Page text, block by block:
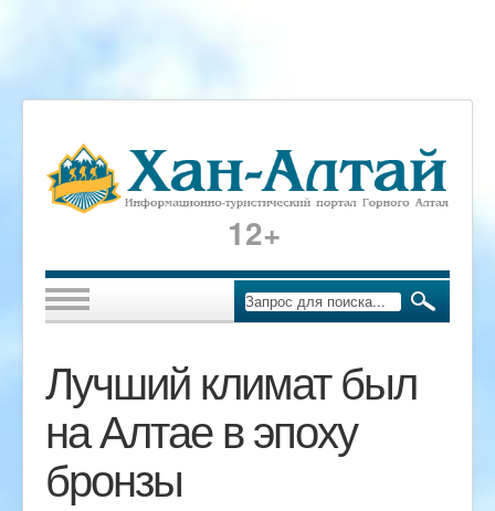
12+
Лучший климат был
на Алтае в эпоху
бронзы